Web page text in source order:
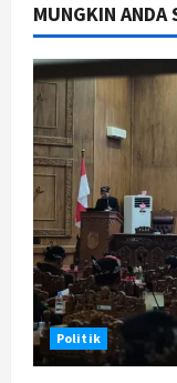
5
MUNGKIN ANDA
Politik